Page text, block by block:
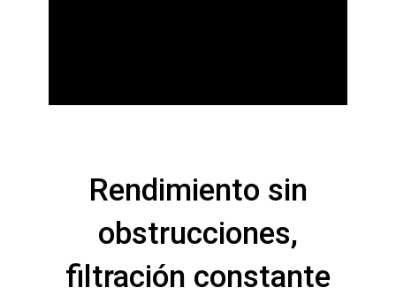
Rendimiento sin
obstrucciones,
filtración constante